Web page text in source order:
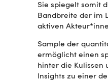
Sie spiegelt somit
Bandbreite der im
aktiven
Sample der
ermöglicht einen
hinter die Kulissen
Insights zu einer